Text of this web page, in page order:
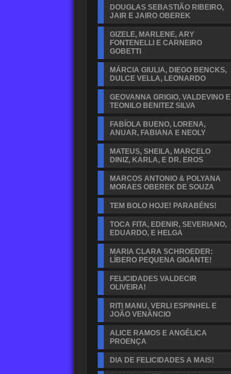
DOUGLAS SEBASTIÃO RIBEIRO,
JAIR E JAIRO OBEREK
GIZELE, MARLENE, ARY
FONTENELLI E CARNEIRO
GOBETTI
MÁRCIA GIULIA, DIEGO BENCKS,
DULCE VELLA, LEONARDO
GEOVANNA GRIGIO, VALDEVINO E
TEONILO BENITEZ SILVA
FABÍOLA BUENO, LORENA,
ANUAR, FABIANA E NEOLY
MATEUS, SHEILA, MARCELO
DINIZ, KARLA, E DR. EROS
MARCOS ANTONIO & POLYANA
MORAES OBEREK DE SOUZA
TEM BOLO HOJE! PARABÉNS!
TOCA FITA, EDENIR, SEVERIANO,
EDUARDO, E HELGA
MARIA CLARA SCHROEDER:
LÍBERO PEQUENA GIGANTE!
FELICIDADES VALDECIR
OLIVEIRA!
RITI MANU, VERLI ESPINHEL E
JOÃO VENÂNCIO
ALICE RAMOS E ANGÉLICA
PROENÇA
DIA DE FELICIDADES A MAIS!